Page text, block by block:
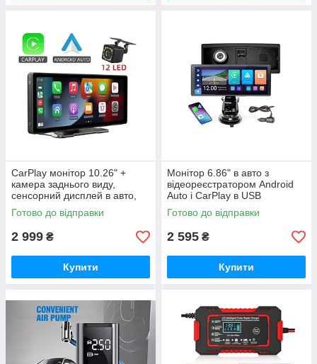
CarPlay монітор 10.26" +
камера заднього виду,
сенсорний дисплей в авто,
Android Auto, бездротовий
Готово до відправки
2 999 ₴
Купити
Монітор 6.86" в авто з
відеореєстратором Android
Auto і CarPlay в USB
Готово до відправки
2 595 ₴
Купити